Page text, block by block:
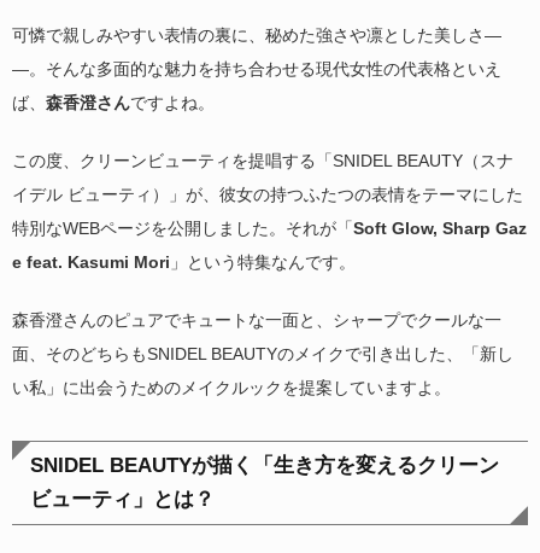
可憐で親しみやすい表情の裏に、秘めた強さや凛とした美しさ―
―。そんな多面的な魅力を持ち合わせる現代女性の代表格といえ
ば、 森香澄さんですよね。
この度、クリーンビューティを提唱する「SNIDEL BEAUTY（スナ
イデル ビューティ）」が、彼女の持つふたつの表情をテーマにした
特別なWEBページを公開しました。それが「Soft Glow, Sharp Gaz
e feat. Kasumi Mori 」という特集なんです。
森香澄さんのピュアでキュートな一面と、シャープでクールな一
面、そのどちらもSNIDEL BEAUTYのメイクで引き出した、「新し
い私」に出会うためのメイクルックを提案していますよ。
SNIDEL BEAUTYが描く「生き方を変えるクリーン
ビューティ」とは？